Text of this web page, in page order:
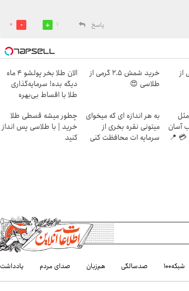
پاسخ
1
0
از
خرید شمش 2.5 گرمی از
طلاسی 😍
الان طلا بخر پولشو 4 ماه
دیگه بده! سرمایه‌گذاری
طلا با اقساط بی‌بهره
آسان
💳 📍
به هر اندازه ای که میخوای
میتونی نقره بخری از
سرمایه ات محافظت کنی
چطور میشه قسطی طلا
خرید | با طلاسی پس انداز
کنید
شبکه۱۰۰ صدسالگی هم‌زبان صدای مردم یادداشت